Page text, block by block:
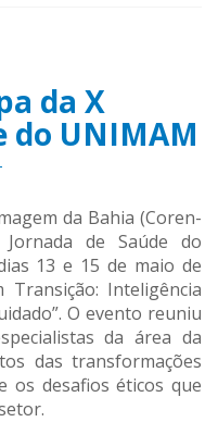
da X
do UNIMAM
da Bahia (Coren-
de Saúde do
13 e 15 de maio de
Transição: Inteligência
O evento reuniu
da área da
das transformações
os desafios éticos que